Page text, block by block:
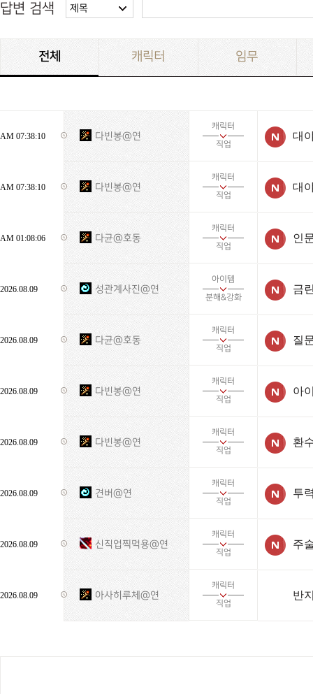
답변 검색 제목
전체 캐릭터 임무
AM 07:38:10 다빈봉@연
캐릭터
직업
대
AM 07:38:10 다빈봉@연
캐릭터
직업
대
AM 01:08:06 다균@호동
캐릭터
직업
인
2026.08.09 성관계사진@연
아이템
분해&강화
2026.08.09 다균@호동
캐릭터
직업
질
2026.08.09 다빈봉@연
캐릭터
직업
아
2026.08.09 다빈봉@연
캐릭터
직업
환
2026.08.09 견버@연
캐릭터
직업
투
2026.08.09 신직업찍먹용@연
캐릭터
직업
2026.08.09 아사히루체@연
캐릭터
직업
반